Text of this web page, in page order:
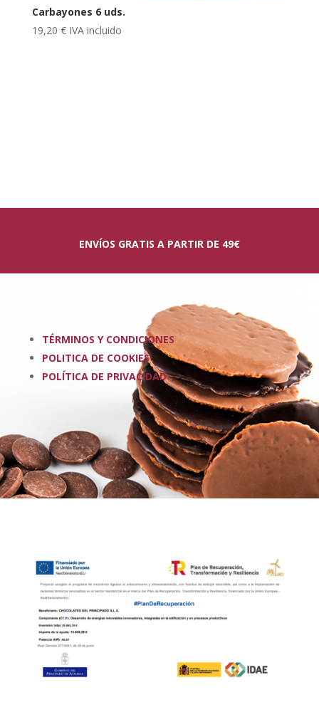
Carbayones 6 uds.
19,20 € IVA incluido
ENVÍOS GRATIS A PARTIR DE 49€
TÉRMINOS Y CONDICIONES
POLITICA DE COOKIES
POLÍTICA DE PRIVACIDAD